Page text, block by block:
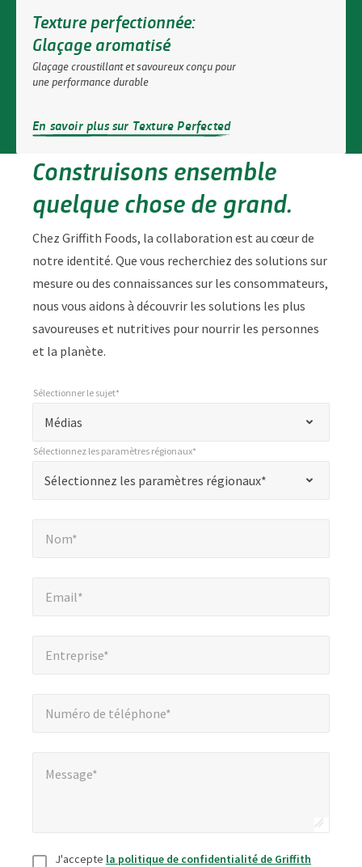
Texture perfectionnée:
Glaçage aromatisé
Glaçage croustillant et savoureux conçu pour
une performance durable
En savoir plus sur Texture Perfected
Construisons ensemble
quelque chose de grand.
Chez Griffith Foods, la collaboration est au cœur de
notre identité. Que vous recherchiez des solutions sur
mesure ou des connaissances sur les consommateurs,
nous vous aidons à découvrir les solutions les plus
savoureuses et nutritives pour nourrir les personnes
et la planète.
"
indique
Médias
Sélectionner le sujet*
Sélectionnez les paramètres régionaux*
Sélectionnez les paramètres régionaux*
Nom*
Email*
Entreprise*
Numéro de téléphone*
Message*
Consentement
J'accepte la politique de confidentialité de Griffith